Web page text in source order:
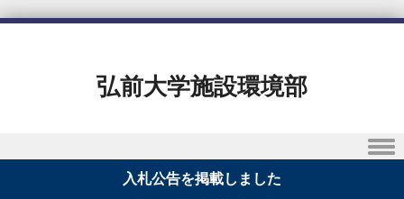
弘前大学施設環境部
入札公告を掲載しました